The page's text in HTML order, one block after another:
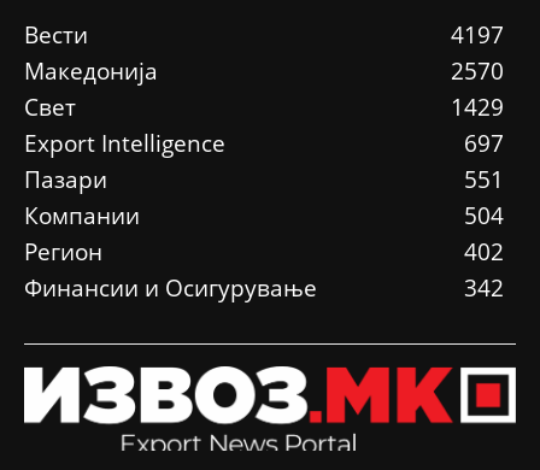
Вести
4197
Македонија
2570
Свет
1429
Еxport Intelligence
697
Пазари
551
Компании
504
Регион
402
Финансии и Осигурување
342